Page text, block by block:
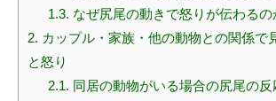
1.3. なぜ尻尾の動きで怒りが伝わるの
2. カップル・家族・他の動物との関係で
と怒り
2.1. 同居の動物がいる場合の尻尾の反